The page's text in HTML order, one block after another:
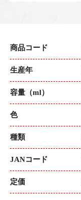
商品コード
生産年
容量（ml）
色
種類
JANコード
定価